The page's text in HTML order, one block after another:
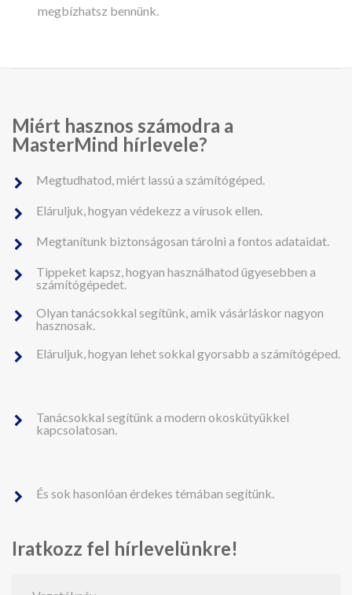
megbízhatsz bennünk.
Miért hasznos számodra a
MasterMind hírlevele?
Megtudhatod, miért lassú a számítógéped.
Eláruljuk, hogyan védekezz a vírusok ellen.
Megtanítunk biztonságosan tárolni a fontos adataidat.
Tippeket kapsz, hogyan használhatod ügyesebben a
számítógépedet.
Olyan tanácsokkal segítünk, amik vásárláskor nagyon
hasznosak.
Eláruljuk, hogyan lehet sokkal gyorsabb a számítógéped.
Tanácsokkal segítünk a modern okoskütyükkel
kapcsolatosan.
És sok hasonlóan érdekes témában segítünk.
Iratkozz fel hírlevelünkre!